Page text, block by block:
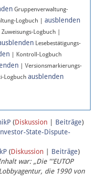
Gruppenverwaltung-
Logbuch | ausblenden
Zuweisungs-Logbuch |
Lesebestätigungs-
| Kontroll-Logbuch
| Versionsmarkierungs-
Logbuch ausblenden
(Diskussion Beiträge)
State-Dispute-
(Diskussion Beiträge)
war: „Die '''EUTOP
die 1990 von